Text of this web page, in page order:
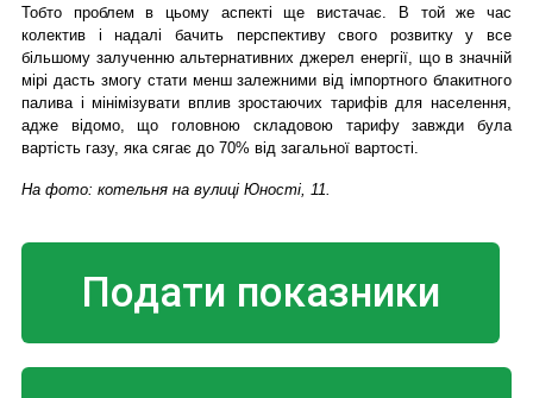
Тобто проблем в цьому аспекті ще вистачає. В той же час
колектив і надалі бачить перспективу свого розвитку у все
більшому залученню альтернативних джерел енергії, що в значній
мірі дасть змогу стати менш залежними від імпортного блакитного
палива і мінімізувати вплив зростаючих тарифів для населення,
адже відомо, що головною складовою тарифу завжди була
вартість газу, яка сягає до 70% від загальної вартості.
На фото: котельня на вулиці Юності, 11.
Подати показники